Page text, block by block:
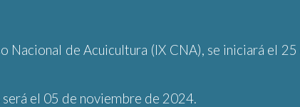
Nacional de Acuicultura (IX CNA), se iniciará el 25
el 05 de noviembre de 2024.